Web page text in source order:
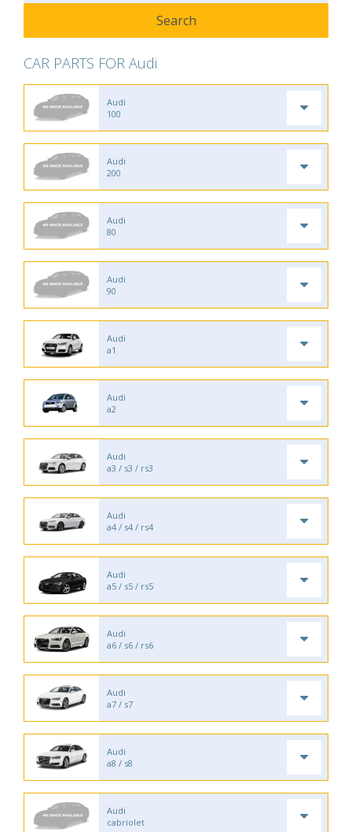
CAR PARTS FOR Audi
Audi
100
Audi
200
Audi
80
Audi
90
Audi
a1
Audi
a2
Audi
a3 / s3 / rs3
Audi
a4 / s4 / rs4
Audi
a5 / s5 / rs5
Audi
a6 / s6 / rs6
Audi
a7 / s7
Audi
a8 / s8
Audi
cabriolet